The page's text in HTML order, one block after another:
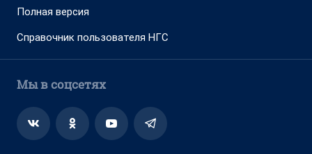
Полная версия
Справочник пользователя НГС
Мы в соцсетях